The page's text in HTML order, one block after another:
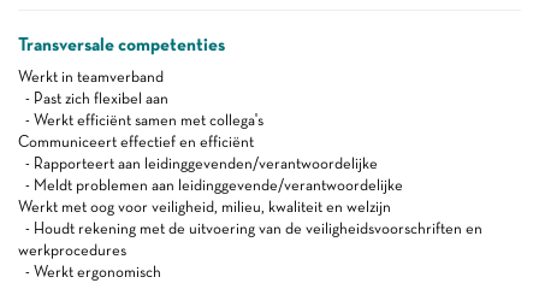
Transversale competenties
Werkt in teamverband
- Past zich flexibel aan
- Werkt efficiënt samen met collega's
Communiceert effectief en efficiënt
- Rapporteert aan leidinggevenden/verantwoordelijke
- Meldt problemen aan leidinggevende/verantwoordelijke
Werkt met oog voor veiligheid, milieu, kwaliteit en welzijn
- Houdt rekening met de uitvoering van de veiligheidsvoorschriften en
werkprocedures
- Werkt ergonomisch